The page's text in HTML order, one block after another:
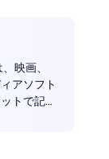
映画、
アソフト
トで記